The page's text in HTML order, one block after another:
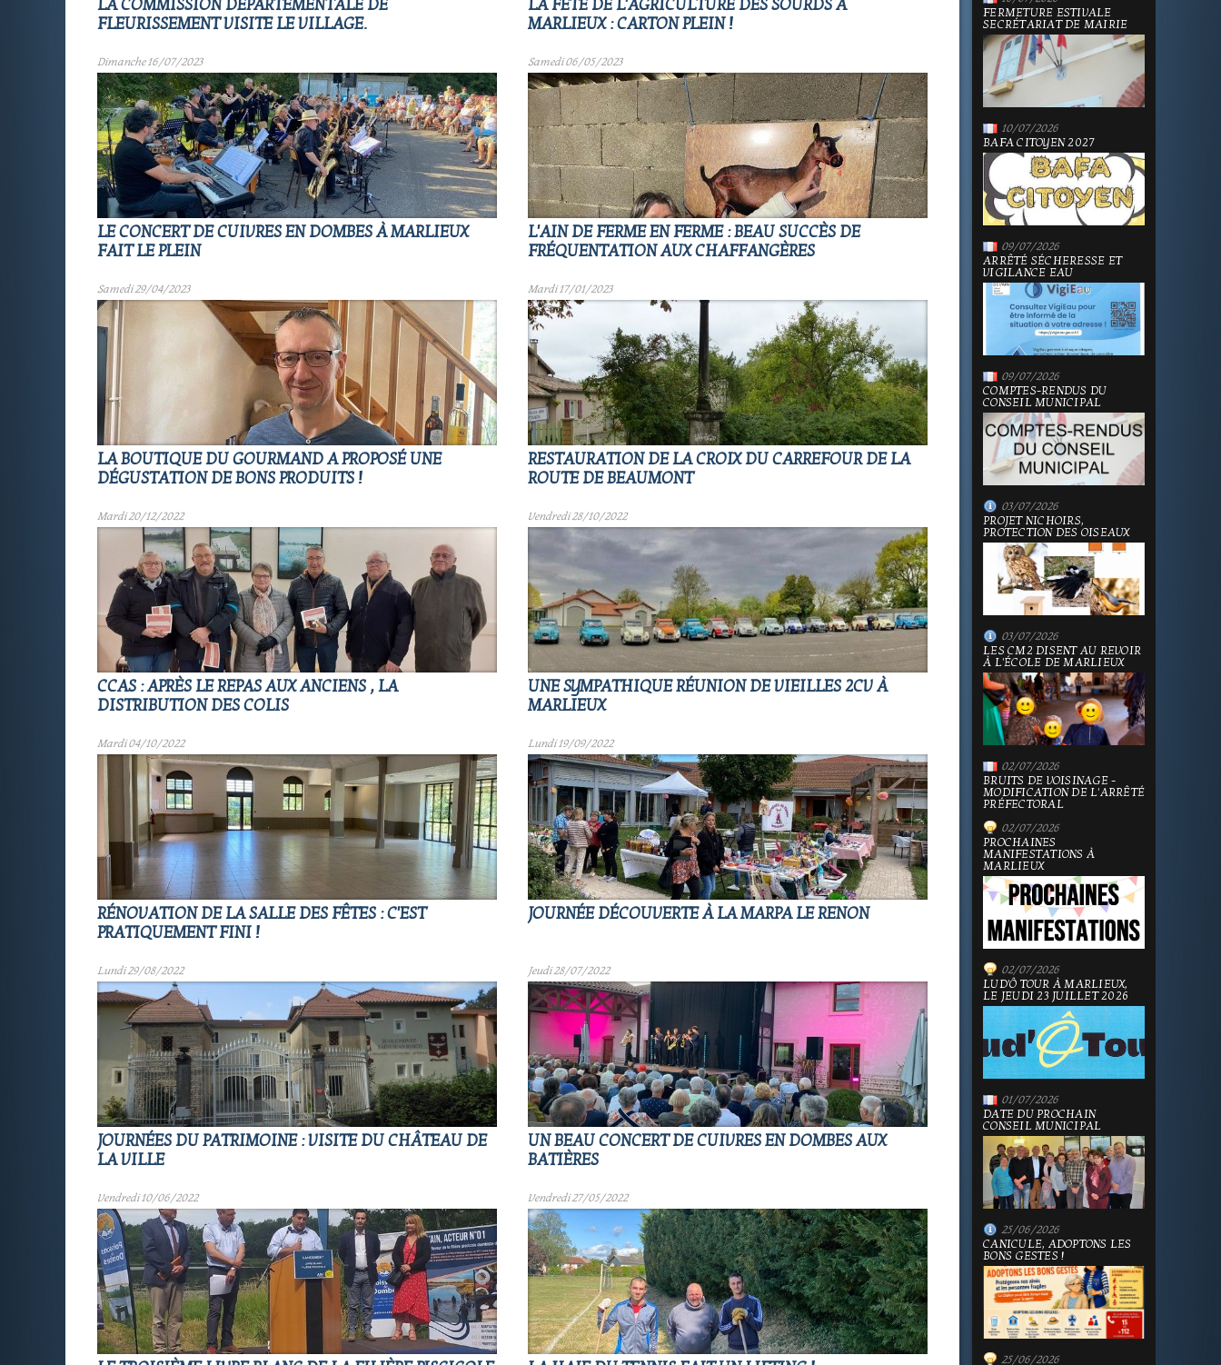
LA COMMISSION DÉPARTEMENTALE DE
FLEURISSEMENT VISITE LE VILLAGE.
LA FÊTE DE L'AGRICULTURE DES SOURDS À
MARLIEUX : CARTON PLEIN !
Dimanche 16/07/2023
LE CONCERT DE CUIVRES EN DOMBES À MARLIEUX
FAIT LE PLEIN
Samedi 06/05/2023
L'AIN DE FERME EN FERME : BEAU SUCCÈS DE
FRÉQUENTATION AUX CHAFFANGÈRES
Samedi 29/04/2023
LA BOUTIQUE DU GOURMAND A PROPOSÉ UNE
DÉGUSTATION DE BONS PRODUITS !
Mardi 17/01/2023
RESTAURATION DE LA CROIX DU CARREFOUR DE LA
ROUTE DE BEAUMONT
Mardi 20/12/2022
CCAS : APRÈS LE REPAS AUX ANCIENS , LA
DISTRIBUTION DES COLIS
Vendredi 28/10/2022
UNE SYMPATHIQUE RÉUNION DE VIEILLES 2CV À
MARLIEUX
Mardi 04/10/2022
RÉNOVATION DE LA SALLE DES FÊTES : C'EST
PRATIQUEMENT FINI !
Lundi 19/09/2022
JOURNÉE DÉCOUVERTE À LA MARPA LE RENON
Lundi 29/08/2022
JOURNÉES DU PATRIMOINE : VISITE DU CHÂTEAU DE
LA VILLE
Jeudi 28/07/2022
UN BEAU CONCERT DE CUIVRES EN DOMBES AUX
BATIÈRES
Vendredi 10/06/2022 Vendredi 27/05/2022
FERMETURE ESTIVALE
SECRÉTARIAT DE MAIRIE
10/07/2026
BAFA CITOYEN 2027
09/07/2026
ARRÊTÉ SÉCHERESSE ET
VIGILANCE EAU
09/07/2026
COMPTES-RENDUS DU
CONSEIL MUNICIPAL
03/07/2026
PROJET NICHOIRS,
PROTECTION DES OISEAUX
03/07/2026
LES CM2 DISENT AU REVOIR
À L'ÉCOLE DE MARLIEUX
02/07/2026
BRUITS DE VOISINAGE -
MODIFICATION DE L'ARRÊTÉ
PRÉFECTORAL
02/07/2026
PROCHAINES
MANIFESTATIONS À
MARLIEUX
02/07/2026
LUD'Ô TOUR À MARLIEUX,
LE JEUDI 23 JUILLET 2026
01/07/2026
DATE DU PROCHAIN
CONSEIL MUNICIPAL
25/06/2026
CANICULE, ADOPTONS LES
BONS GESTES !
25/06/2026